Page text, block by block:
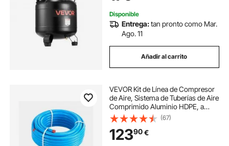
Carpintería
Disponible
Entrega:tan pronto como Mar.
Ago. 11
Añadir al carrito
VEVOR Kit de Línea de Compresor
de Aire, Sistema de Tuberías de Aire
Comprimido Aluminio HDPE, a
Prueba Fugas, Resistente a la
Presión y Fácil Instalar, para
Talleres de Garajes, Azul, Ø 475 x
200 mm
(67)
12390€